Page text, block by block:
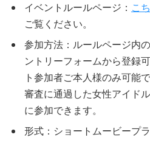
イベントルールページ： こ
ご覧ください。
参加方法：ルールページ内
ントリーフォームから登録
ト参加者ご本人様のみ可能
審査に通過した女性アイド
に参加できます。
形式：ショートムービープ